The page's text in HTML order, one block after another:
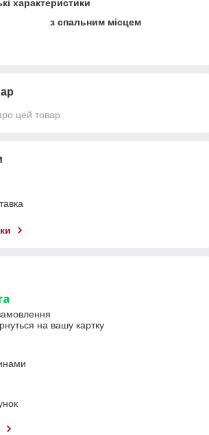
характеристики
з спальним місцем
цей товар
на вашу картку